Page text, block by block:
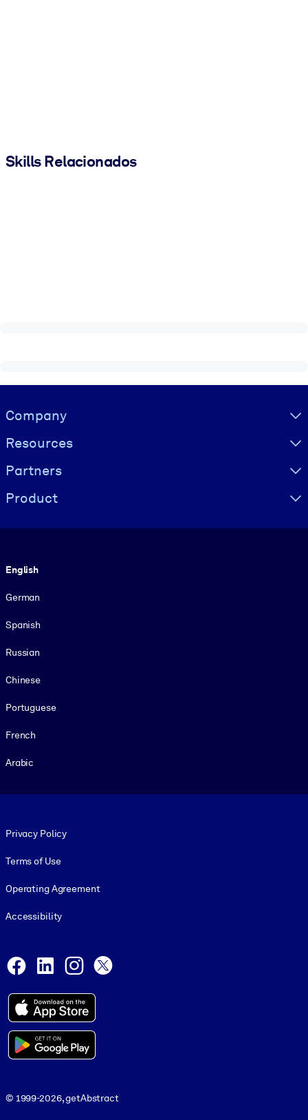
Skills Relacionados
Visually hidden Text
Company
Resources
Partners
Product
English
German
Spanish
Russian
Chinese
Portuguese
French
Arabic
Privacy Policy
Terms of Use
Operating Agreement
Accessibility
Facebook
LinkedInInstagram
© 1999-2026, getAbstract